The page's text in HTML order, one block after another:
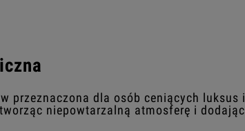
przeznaczona dla osób ceniących luksus
niepowtarzalną atmosferę i